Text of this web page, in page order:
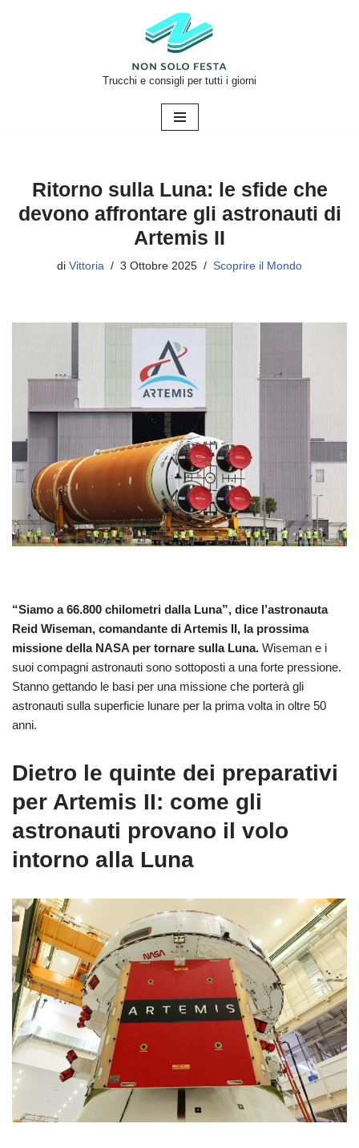
Trucchi e consigli per tutti i giorni
Ritorno sulla Luna: le sfide che
devono affrontare gli astronauti di
Artemis II
di Vittoria 3 Ottobre 2025 Scoprire il Mondo
“Siamo a 66.800 chilometri dalla Luna”, dice l’astronauta
Reid Wiseman, comandante di Artemis II, la prossima
missione della NASA per tornare sulla Luna. Wiseman e i
suoi compagni astronauti sono sottoposti a una forte pressione.
Stanno gettando le basi per una missione che porterà gli
astronauti sulla superficie lunare per la prima volta in oltre 50
anni.
Dietro le quinte dei preparativi
per Artemis II: come gli
astronauti provano il volo
intorno alla Luna